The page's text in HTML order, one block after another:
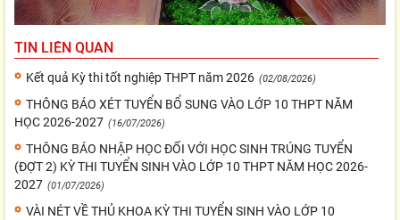
TIN LIÊN QUAN
Kết quả Kỳ thi tốt nghiệp THPT năm 2026 (02/08/2026)
THÔNG BÁO XÉT TUYỂN BỔ SUNG VÀO LỚP 10 THPT NĂM
HỌC 2026-2027 (16/07/2026)
THÔNG BÁO NHẬP HỌC ĐỐI VỚI HỌC SINH TRÚNG TUYỂN
(ĐỢT 2) KỲ THI TUYỂN SINH VÀO LỚP 10 THPT NĂM HỌC 2026-
2027 (01/07/2026)
VÀI NÉT VỀ THỦ KHOA KỲ THI TUYỂN SINH VÀO LỚP 10